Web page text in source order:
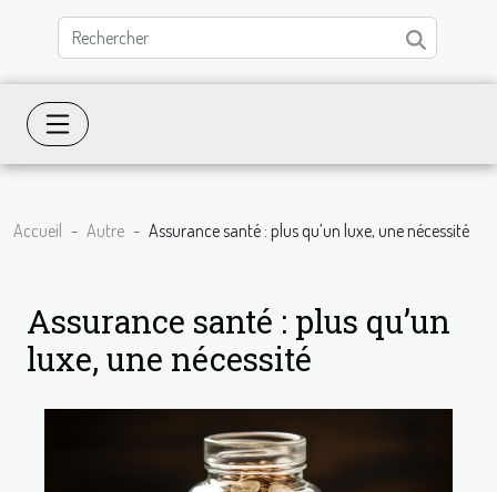
Accueil Autre Assurance santé : plus qu’un luxe, une nécessité
Assurance santé : plus qu’un
luxe, une nécessité